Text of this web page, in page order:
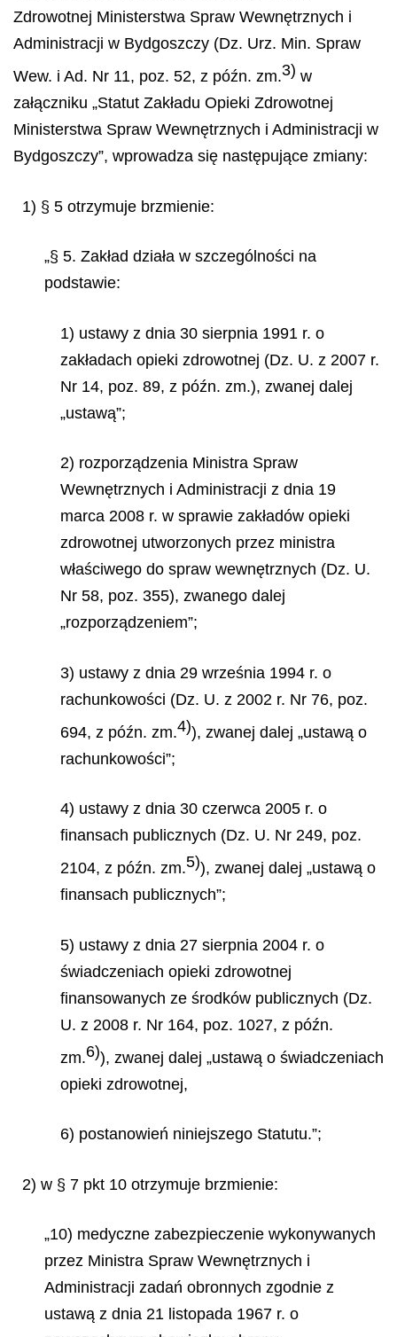
Zdrowotnej Ministerstwa Spraw Wewnętrznych i
Administracji w Bydgoszczy (Dz. Urz. Min. Spraw
Wew. i Ad. Nr 11, poz. 52, z późn. zm.3) w
załączniku „Statut Zakładu Opieki Zdrowotnej
Ministerstwa Spraw Wewnętrznych i Administracji w
Bydgoszczy”, wprowadza się następujące zmiany:
1) § 5 otrzymuje brzmienie:
„§ 5. Zakład działa w szczególności na
podstawie:
1) ustawy z dnia 30 sierpnia 1991 r. o
zakładach opieki zdrowotnej (Dz. U. z 2007 r.
Nr 14, poz. 89, z późn. zm.), zwanej dalej
„ustawą”;
2) rozporządzenia Ministra Spraw
Wewnętrznych i Administracji z dnia 19
marca 2008 r. w sprawie zakładów opieki
zdrowotnej utworzonych przez ministra
właściwego do spraw wewnętrznych (Dz. U.
Nr 58, poz. 355), zwanego dalej
„rozporządzeniem”;
3) ustawy z dnia 29 września 1994 r. o
rachunkowości (Dz. U. z 2002 r. Nr 76, poz.
694, z późn. zm.4)), zwanej dalej „ustawą o
rachunkowości”;
4) ustawy z dnia 30 czerwca 2005 r. o
finansach publicznych (Dz. U. Nr 249, poz.
2104, z późn. zm.5)), zwanej dalej „ustawą o
finansach publicznych”;
5) ustawy z dnia 27 sierpnia 2004 r. o
świadczeniach opieki zdrowotnej
finansowanych ze środków publicznych (Dz.
U. z 2008 r. Nr 164, poz. 1027, z późn.
zm.6)), zwanej dalej „ustawą o świadczeniach
opieki zdrowotnej,
6) postanowień niniejszego Statutu.”;
2) w § 7 pkt 10 otrzymuje brzmienie:
„10) medyczne zabezpieczenie wykonywanych
przez Ministra Spraw Wewnętrznych i
Administracji zadań obronnych zgodnie z
ustawą z dnia 21 listopada 1967 r. o